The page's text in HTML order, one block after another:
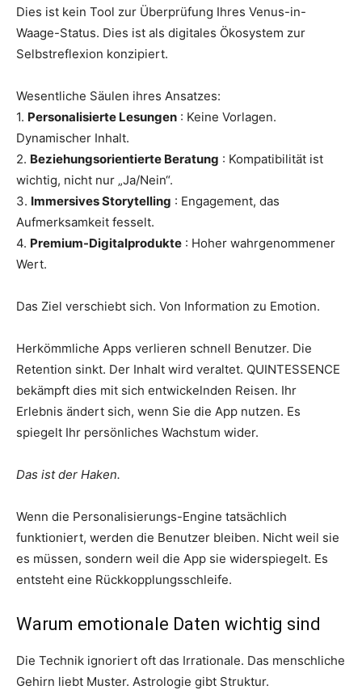
Dies ist kein Tool zur Überprüfung Ihres Venus-in-
Waage-Status. Dies ist als digitales Ökosystem zur
Selbstreflexion konzipiert.
Wesentliche Säulen ihres Ansatzes:
1. Personalisierte Lesungen : Keine Vorlagen.
Dynamischer Inhalt.
2. Beziehungsorientierte Beratung : Kompatibilität ist
wichtig, nicht nur „Ja/Nein“.
3. Immersives Storytelling : Engagement, das
Aufmerksamkeit fesselt.
4. Premium-Digitalprodukte : Hoher wahrgenommener
Wert.
Das Ziel verschiebt sich. Von Information zu Emotion.
Herkömmliche Apps verlieren schnell Benutzer. Die
Retention sinkt. Der Inhalt wird veraltet. QUINTESSENCE
bekämpft dies mit sich entwickelnden Reisen. Ihr
Erlebnis ändert sich, wenn Sie die App nutzen. Es
spiegelt Ihr persönliches Wachstum wider.
Das ist der Haken.
Wenn die Personalisierungs-Engine tatsächlich
funktioniert, werden die Benutzer bleiben. Nicht weil sie
es müssen, sondern weil die App sie widerspiegelt. Es
entsteht eine Rückkopplungsschleife.
Warum emotionale Daten wichtig sind
Die Technik ignoriert oft das Irrationale. Das menschliche
Gehirn liebt Muster. Astrologie gibt Struktur.